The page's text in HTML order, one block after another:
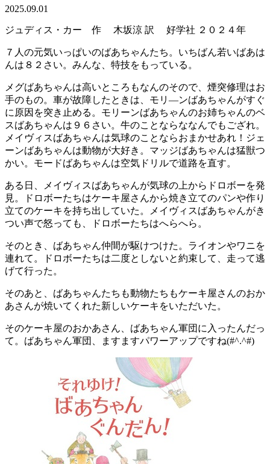
2025.09.01
ジュディス・カー 作 木坂涼 訳 好学社 ２０２４年
７人の元気いっぱいのばあちゃんたち。いちばん若いばあは
んは８２さい。みんな、特技をもっている。
メグばあちゃんは高いところもなんのそので、煙突修理はお
手のもの。車が故障したときは、モリ―ンばあちゃんがすぐ
に原因を突き止める。モリーンばあちゃんのお姉ちゃんのベ
スばあちゃんは９６さい。牛のことならななんでもござれ。
メイヴィスばあちゃんは気球のことならおまかせあれ！ジェ
ーンばあちゃんは動物が大好き。マッジばあちゃんは猛獣つ
かい。モードばあちゃんは空気ドリルで道路を直す。
ある日、メイヴィスばあちゃんが気球の上からドロボーを発
見。ドロボーたちはケーキ屋さんから焼き立てのパンや作り
立てのケーキを持ち出していた。メイヴィスばあちゃんがき
つい声で怒っても、ドロボーたちはへらへら。
そのとき、ばあちゃん仲間が駆けつけた。ライオンやワニを
連れて。ドロボーたちは二度としないと約束して、走って逃
げて行った。
そのあと、ばあちゃんたちも動物たちもケーキ屋さんのおか
あさんが焼いてくれた新しいケーキをいただいた。
そのケーキ屋のおかあさん、ばあちゃん軍団に入ったんだっ
て。ばあちゃん軍団、ますますパワーアップですね(#^.^#)